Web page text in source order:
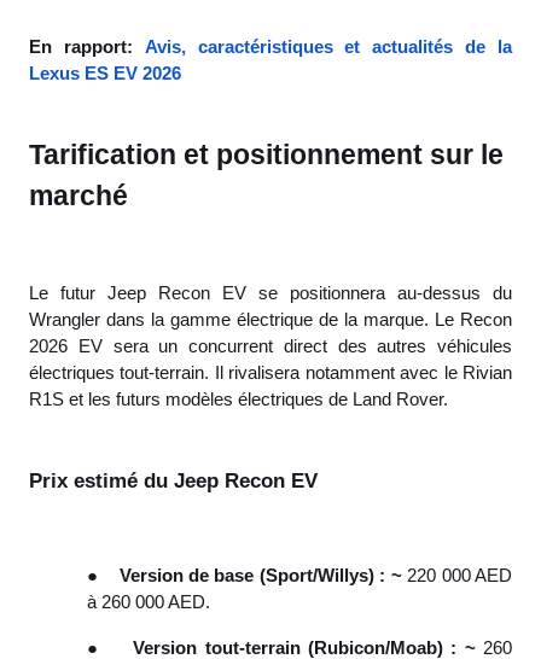
En rapport:
Avis, caractéristiques et actualités de la
Lexus ES EV 2026
Tarification et positionnement sur le
marché
Le futur Jeep Recon EV se positionnera au-dessus du
Wrangler dans la gamme électrique de la marque. Le Recon
2026 EV sera un concurrent direct des autres véhicules
électriques tout-terrain. Il rivalisera notamment avec le Rivian
R1S et les futurs modèles électriques de Land Rover.
Prix estimé du Jeep Recon EV
● Version de base (Sport/Willys) : ~ 220 000 AED
à 260 000 AED.
● Version tout-terrain (Rubicon/Moab) : ~ 260